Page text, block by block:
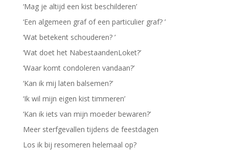
‘Mag je altijd een kist beschilderen’
‘Een algemeen graf of een particulier graf? ’
‘Wat betekent schouderen? ’
‘Wat doet het NabestaandenLoket?’
‘Waar komt condoleren vandaan?’
‘Kan ik mij laten balsemen?’
‘Ik wil mijn eigen kist timmeren’
‘Kan ik iets van mijn moeder bewaren?’
Meer sterfgevallen tijdens de feestdagen
Los ik bij resomeren helemaal op?